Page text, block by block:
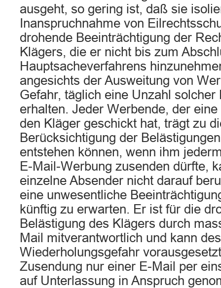
ausgeht, so gering ist, daß sie
Inanspruchnahme von
drohende Beeinträchtigung der
Klägers, die er nicht bis zum
Hauptsacheverfahrens
angesichts der Ausweitung von
Gefahr, täglich eine Unzahl solcher
erhalten. Jeder Werbende, der
den Kläger geschickt hat, trägt zu
Berücksichtigung der
entstehen können, wenn ihm
E-Mail-Werbung zusenden dürfte,
einzelne Absender nicht darauf
eine unwesentliche
künftig zu erwarten. Er ist für die
Belästigung des Klägers durch
Mail mitverantwortlich und kann
Wiederholungsgefahr
Zusendung nur einer E-Mail per
auf Unterlassung in Anspruch